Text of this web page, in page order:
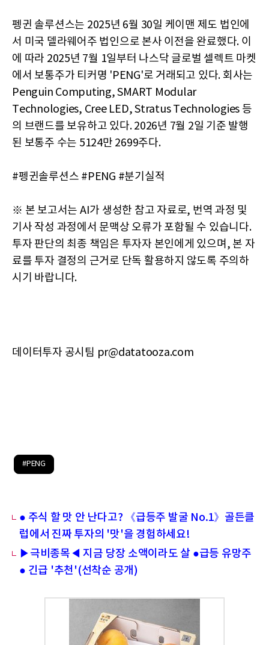
펭귄 솔루션스는 2025년 6월 30일 케이맨 제도 법인에
서 미국 델라웨어주 법인으로 본사 이전을 완료했다. 이
에 따라 2025년 7월 1일부터 나스닥 글로벌 셀렉트 마켓
에서 보통주가 티커명 'PENG'로 거래되고 있다. 회사는
Penguin Computing, SMART Modular
Technologies, Cree LED, Stratus Technologies 등
의 브랜드를 보유하고 있다. 2026년 7월 2일 기준 발행
된 보통주 수는 5124만 2699주다.
#펭귄솔루션스 #PENG #분기실적
※ 본 보고서는 AI가 생성한 참고 자료로, 번역 과정 및
기사 작성 과정에서 문맥상 오류가 포함될 수 있습니다.
투자 판단의 최종 책임은 투자자 본인에게 있으며, 본 자
료를 투자 결정의 근거로 단독 활용하지 않도록 주의하
시기 바랍니다.
데이터투자 공시팀 pr@datatooza.com
#PENG
● 주식 할 맛 안 난다고? 《급등주 발굴 No.1》골든클
럽에서 진짜 투자의 '맛'을 경험하세요!
▶극비종목◀ 지금 당장 소액이라도 살 ●급등 유망주
● 긴급 '추천'(선착순 공개)